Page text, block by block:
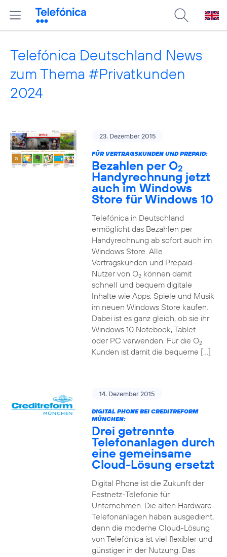
Telefónica Deutschland News
zum Thema #Privatkunden
2024
23. Dezember 2015
FÜR VERTRAGSKUNDEN UND PREPAID:
Bezahlen per O2
Handyrechnung jetzt
auch im Windows
Store für Windows 10
Telefónica in Deutschland
ermöglicht das Bezahlen per
Handyrechnung ab sofort auch im
Windows Store. Alle
Vertragskunden und Prepaid-
Nutzer von O2können damit
schnell und bequem digitale
Inhalte wie Apps, Spiele und Musik
im neuen Windows Store kaufen.
Dabei ist es ganz gleich, ob sie ihr
Windows 10 Notebook, Tablet
oder PC verwenden. Für die O2
Kunden ist damit die bequeme […]
14. Dezember 2015
DIGITAL PHONE BEI CREDITREFORM
MÜNCHEN:
Drei getrennte
Telefonanlagen durch
eine gemeinsame
Cloud-Lösung ersetzt
Digital Phone ist die Zukunft der
Festnetz-Telefonie für
Unternehmen. Die alten Hardware-
Telefonanlagen haben ausgedient,
denn die moderne Cloud-Lösung
von Telefónica ist viel flexibler und
günstiger in der Nutzung. Das